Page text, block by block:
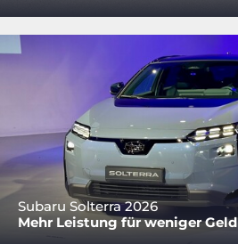
Subaru Solterra 2026
Mehr Leistung für weniger Geld